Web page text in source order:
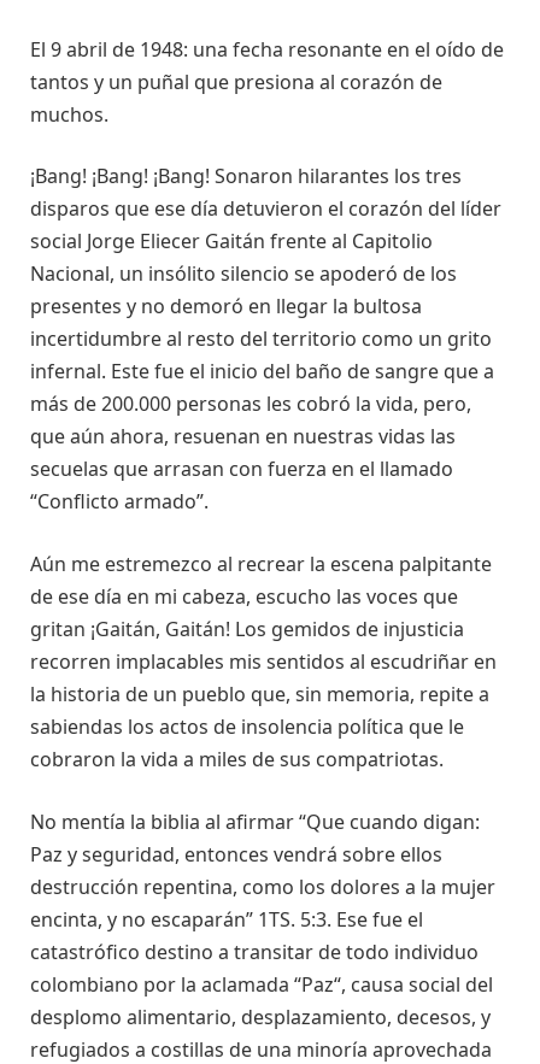
El 9 abril de 1948: una fecha resonante en el oído de
tantos y un puñal que presiona al corazón de
muchos.
¡Bang! ¡Bang! ¡Bang! Sonaron hilarantes los tres
disparos que ese día detuvieron el corazón del líder
social Jorge Eliecer Gaitán frente al Capitolio
Nacional, un insólito silencio se apoderó de los
presentes y no demoró en llegar la bultosa
incertidumbre al resto del territorio como un grito
infernal. Este fue el inicio del baño de sangre que a
más de 200.000 personas les cobró la vida, pero,
que aún ahora, resuenan en nuestras vidas las
secuelas que arrasan con fuerza en el llamado
“Conflicto armado”.
Aún me estremezco al recrear la escena palpitante
de ese día en mi cabeza, escucho las voces que
gritan ¡Gaitán, Gaitán! Los gemidos de injusticia
recorren implacables mis sentidos al escudriñar en
la historia de un pueblo que, sin memoria, repite a
sabiendas los actos de insolencia política que le
cobraron la vida a miles de sus compatriotas.
No mentía la biblia al afirmar “Que cuando digan:
Paz y seguridad, entonces vendrá sobre ellos
destrucción repentina, como los dolores a la mujer
encinta, y no escaparán” 1TS. 5:3. Ese fue el
catastrófico destino a transitar de todo individuo
colombiano por la aclamada “Paz“, causa social del
desplomo alimentario, desplazamiento, decesos, y
refugiados a costillas de una minoría aprovechada